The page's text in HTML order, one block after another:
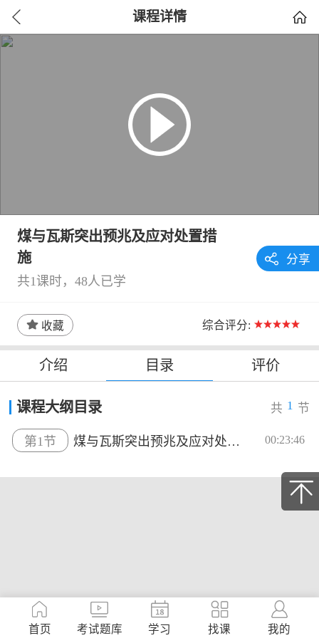
课程详情
煤与瓦斯突出预兆及应对处置措
施
共1课时，48人已学
分享
收藏 综合评分:
介绍 目录 评价
课程大纲目录 共 1 节
第1节 煤与瓦斯突出预兆及应对处置措施... 00:23:46
首页 考试题库 学习 找课 我的